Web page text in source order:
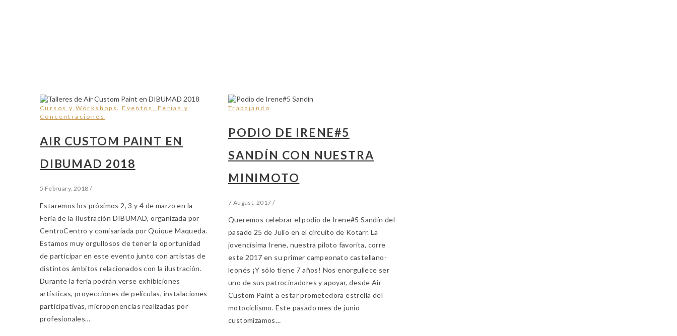
Cursos y Workshops,Eventos, Ferias y
Concentraciones
AIR CUSTOM PAINT EN
DIBUMAD 2018
5 February, 2018 /
Estaremos los próximos 2, 3 y 4 de marzo en la
Feria de la Ilustración DIBUMAD, organizada por
CentroCentro y comisariada por Quique Maqueda.
Estamos muy orgullosos de tener la oportunidad
de participar en este evento junto con artistas de
distintos ámbitos relacionados con la ilustración.
Durante la feria podrán verse exhibiciones
artísticas, proyecciones de películas, instalaciones
participativas, microponencias realizadas por
profesionales…
Trabajando
PODIO DE IRENE#5
SANDÍN CON NUESTRA
MINIMOTO
7 August, 2017 /
Queremos celebrar el podio de Irene#5 Sandín del
pasado 25 de Julio en el circuito de Kotarr. La
jovencísima Irene, nuestra piloto favorita, corre
este 2017 en su primer campeonato castellano-
leonés ¡Y sólo tiene 7 años! Nos enorgullece ser
uno de sus patrocinadores y apoyar, desde Air
Custom Paint a estar prometedora estrella del
motociclismo. Este pasado mes de junio
customizamos…